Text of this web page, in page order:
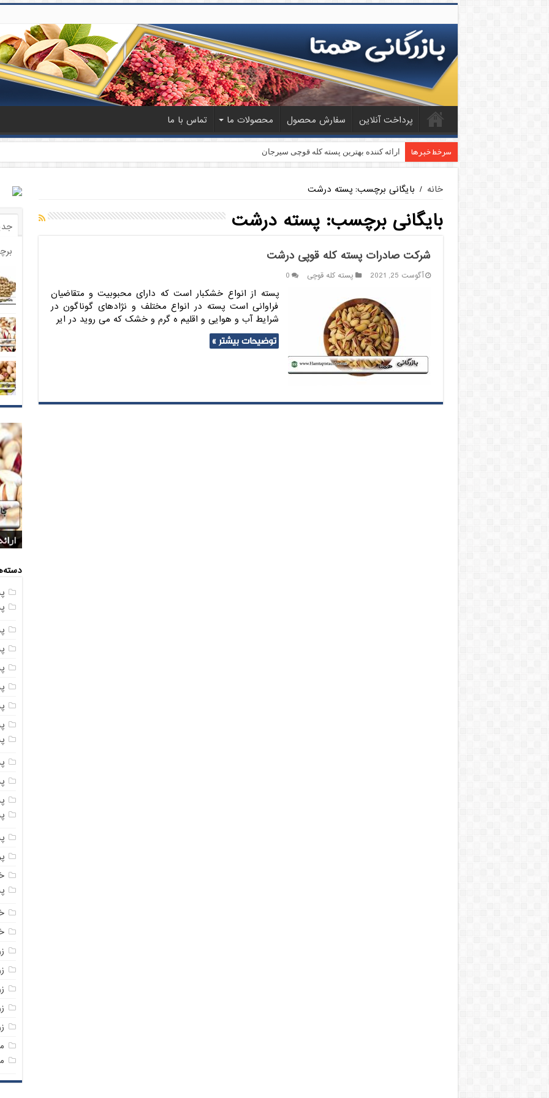
پرداخت آنلاین سفارش محصول محصولات ما تماس با ما
سرخط خبرها ارائه کننده بهترین پسته کله قوچی سیرجان
خانه / بایگانی برچسب: پسته درشت
بایگانی برچسب:پسته درشت
شرکت صادرات پسته کله قوپی درشت
آگوست 25, 2021 پسته کله قوچی 0
پسته از انواع خشکبار است که دارای محبوبیت و متقاضیان
فراوانی است پسته در انواع مختلف و نژادهای گوناگون در
شرایط آب و هوایی و اقلیم ه گرم و خشک که می روید در ایر
توضیحات بیشتر »